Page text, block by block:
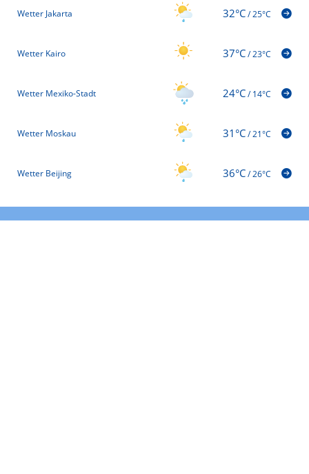
Wetter Jakarta 32°C/25°C
Wetter Kairo 37°C/23°C
Wetter Mexiko-Stadt 24°C/14°C
Wetter Moskau 31°C/21°C
Wetter Beijing 36°C/26°C